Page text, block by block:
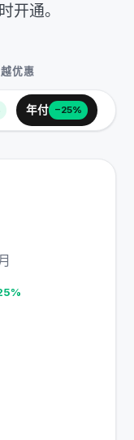
开通。
优惠
年付 −25%